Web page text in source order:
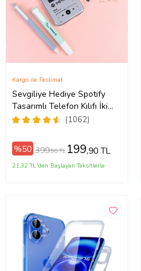
Sevgiliye Hediye Spotify
Tasarımlı Telefon Kılıfı İki
Anahtarlık Hediyeli
(1062)
Kargo ile Teslimat
%50 399,90 TL 199,90 TL
21,32 TL'den Başlayan Taksitlerle